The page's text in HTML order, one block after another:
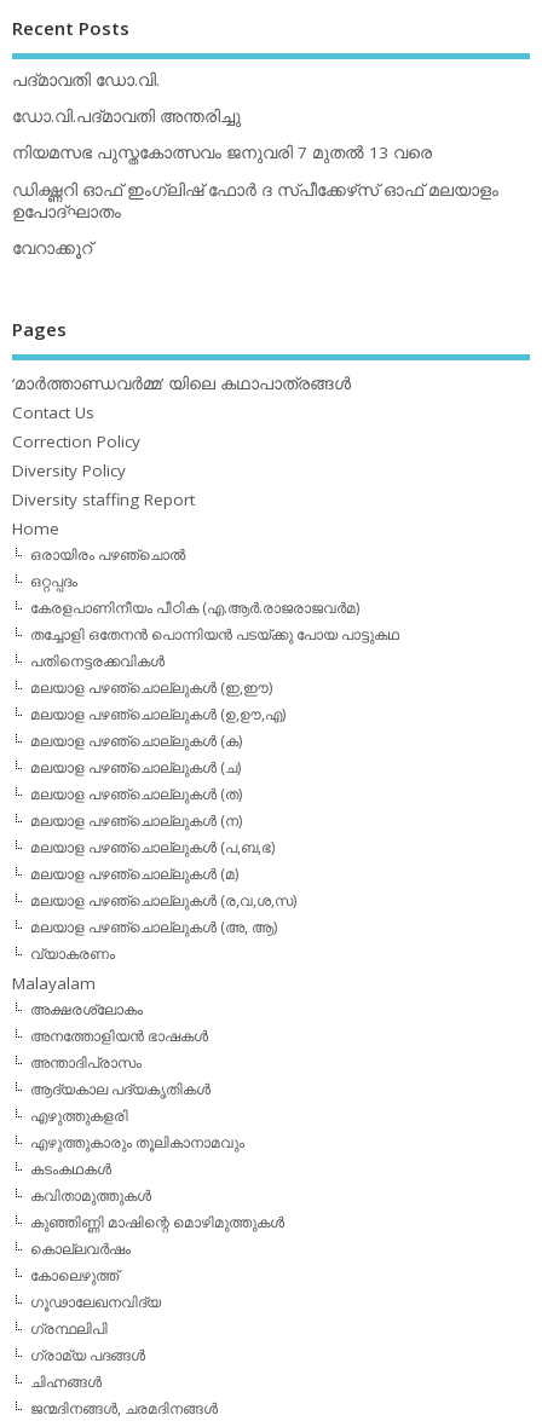
Recent Posts
പദ്മാവതി ഡോ.വി.
ഡോ.വി.പദ്മാവതി അന്തരിച്ചു
നിയമസഭ പുസ്തകോത്സവം ജനുവരി 7 മുതല്‍ 13 വരെ
ഡിക്ഷ്ണറി ഓഫ് ഇംഗ്ലിഷ് ഫോര്‍ ദ സ്പീക്കേഴ്‌സ് ഓഫ് മലയാളം
ഉപോദ്ഘാതം
വേറാക്കൂറ്
Pages
‘മാര്‍ത്താണ്ഡവര്‍മ്മ’ യിലെ കഥാപാത്രങ്ങള്‍
Contact Us
Correction Policy
Diversity Policy
Diversity staffing Report
Home
ഒരായിരം പഴഞ്ചൊല്‍
ഒറ്റപ്പദം
കേരളപാണിനീയം പീഠിക (എ.ആര്‍.രാജരാജവര്‍മ)
തച്ചോളി ഒതേനൻ പൊന്നിയൻ പടയ്‌ക്കു പോയ പാട്ടുകഥ
പതിനെട്ടരക്കവികള്‍
മലയാള പഴഞ്ചൊല്ലുകള്‍ (ഇ,ഈ)
മലയാള പഴഞ്ചൊല്ലുകള്‍ (ഉ,ഊ,എ)
മലയാള പഴഞ്ചൊല്ലുകള്‍ (ക)
മലയാള പഴഞ്ചൊല്ലുകള്‍ (ച)
മലയാള പഴഞ്ചൊല്ലുകള്‍ (ത)
മലയാള പഴഞ്ചൊല്ലുകള്‍ (ന)
മലയാള പഴഞ്ചൊല്ലുകള്‍ (പ,ബ,ഭ)
മലയാള പഴഞ്ചൊല്ലുകള്‍ (മ)
മലയാള പഴഞ്ചൊല്ലുകള്‍ (ര,വ,ശ,സ)
മലയാള പഴഞ്ചൊല്ലുകൾ (അ, ആ)
വ്യാകരണം
Malayalam
അക്ഷരശ്ലോകം
അനത്തോളിയന്‍ ഭാഷകള്‍
അന്താദിപ്രാസം
ആദ്യകാല പദ്യകൃതികള്‍
എഴുത്തുകളരി
എഴുത്തുകാരും തൂലികാനാമവും
കടംകഥകള്‍
കവിതാമുത്തുകള്‍
കുഞ്ഞിണ്ണി മാഷിന്റെ മൊഴിമുത്തുകള്‍
കൊല്ലവര്‍ഷം
കോലെഴുത്ത്
ഗൂഢാലേഖനവിദ്യ
ഗ്രന്ഥലിപി
ഗ്രാമ്യ പദങ്ങള്‍
ചിഹ്നങ്ങള്‍
ജന്മദിനങ്ങള്‍, ചരമദിനങ്ങള്‍